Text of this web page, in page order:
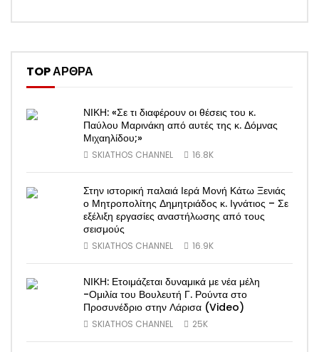
TOP ΑΡΘΡΑ
ΝΙΚΗ: «Σε τι διαφέρουν οι θέσεις του κ.
Παύλου Μαρινάκη από αυτές της κ. Δόμνας
Μιχαηλίδου;»
SKIATHOS CHANNEL 16.8K
Στην ιστορική παλαιά Ιερά Μονή Κάτω Ξενιάς
ο Μητροπολίτης Δημητριάδος κ. Ιγνάτιος – Σε
εξέλιξη εργασίες αναστήλωσης από τους
σεισμούς
SKIATHOS CHANNEL 16.9K
ΝΙΚΗ: Ετοιμάζεται δυναμικά με νέα μέλη
-Ομιλία του Βουλευτή Γ. Ρούντα στο
Προσυνέδριο στην Λάρισα (Video)
SKIATHOS CHANNEL 25K